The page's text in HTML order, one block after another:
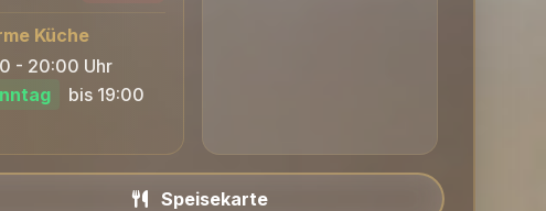
Küche
- 20:00 Uhr
bis 19:00
Speisekarte